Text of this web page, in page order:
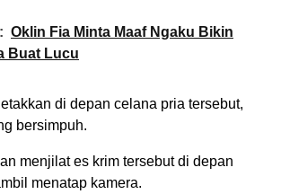
Oklin Fia Minta Maaf Ngaku Bikin
Buat Lucu
di depan celana pria tersebut,
bersimpuh.
menjilat es krim tersebut di depan
menatap kamera.